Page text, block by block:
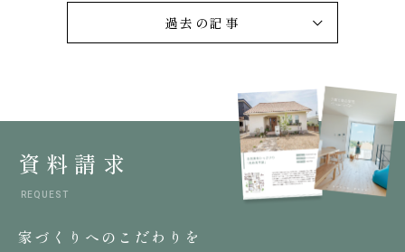
過去の記事
資料請求
REQUEST
家づくりへのこだわりを